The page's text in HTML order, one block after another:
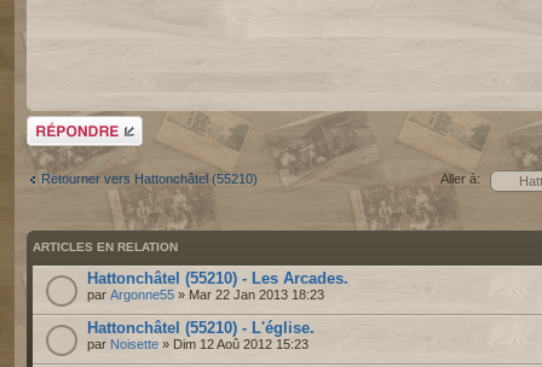
Répondre
Retourner vers Hattonchâtel (55210) Aller à:
ARTICLES EN RELATION
Hattonchâtel (55210) - Les Arcades.
par Argonne55 » Mar 22 Jan 2013 18:23
Hattonchâtel (55210) - L'église.
par Noisette » Dim 12 Aoû 2012 15:23